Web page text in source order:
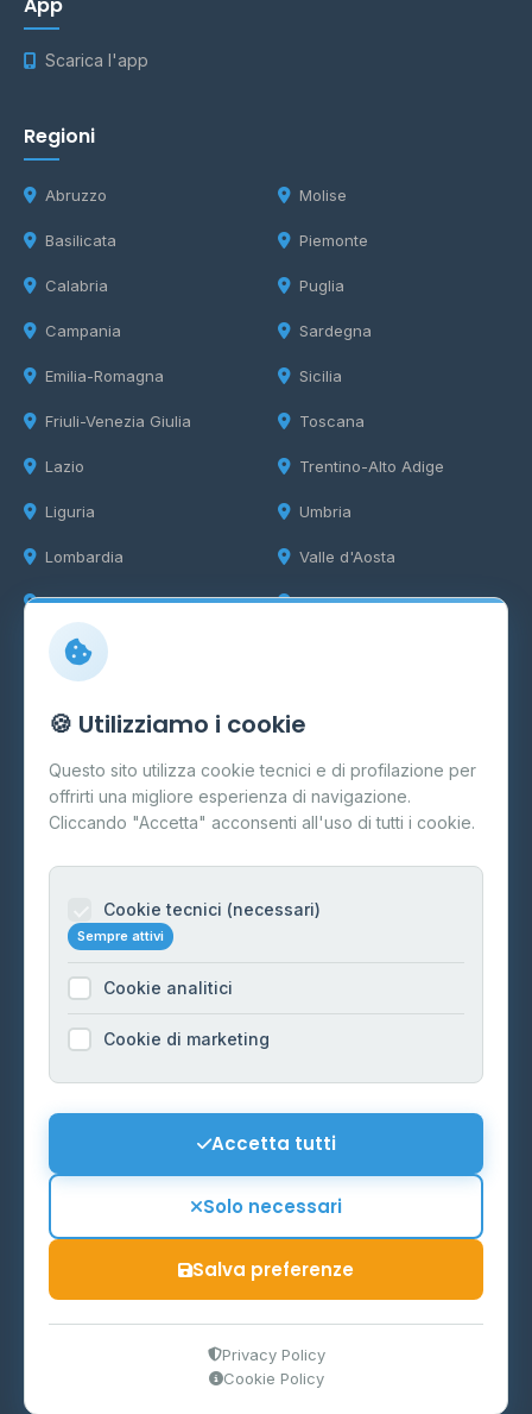
Scarica l'app
Regioni
Abruzzo
Basilicata
Calabria
Campania
Emilia-Romagna
Friuli-Venezia Giulia
Lazio
Liguria
Lombardia
Marche
Molise
Piemonte
Puglia
Sardegna
Sicilia
Toscana
Trentino-Alto Adige
Umbria
Valle d'Aosta
Veneto
Info
Cos'è il GPL
FAQ
Contatti
Informazioni legali
Cookie Policy
Preferenze Cookie
Mappa del sito
P.IVA 03859300364
Ministero delle Imprese e del Made in Italy
🍪 Utilizziamo i cookie
Questo sito utilizza cookie tecnici e di profilazione per
offrirti una migliore esperienza di navigazione.
Cliccando "Accetta" acconsenti all'uso di tutti i cookie.
Cookie tecnici (necessari)
Sempre attivi
Cookie analitici
Cookie di marketing
Accetta tutti
Solo necessari
Salva preferenze
Privacy Policy
Cookie Policy